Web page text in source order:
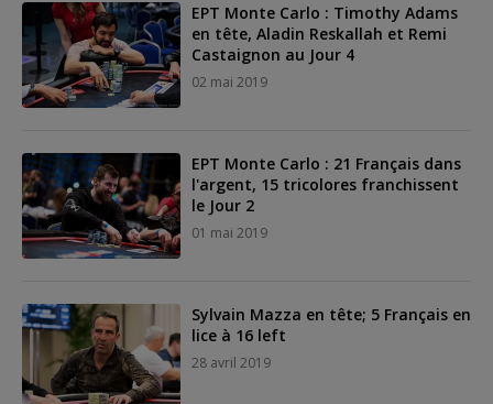
EPT Monte Carlo : Timothy Adams
en tête, Aladin Reskallah et Remi
Castaignon au Jour 4
02 mai 2019
EPT Monte Carlo : 21 Français dans
l'argent, 15 tricolores franchissent
le Jour 2
01 mai 2019
Sylvain Mazza en tête; 5 Français en
lice à 16 left
28 avril 2019